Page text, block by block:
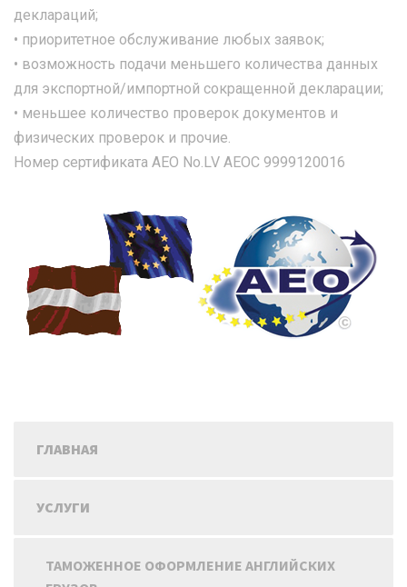
деклараций;
• приоритетное обслуживание любых заявок;
• возможность подачи меньшего количества данных
для экспортной/импортной сокращенной декларации;
• меньшее количество проверок документов и
физических проверок и прочие.
Номер сертификата AEO No.LV АЕOС 9999120016
ГЛАВНАЯ
УСЛУГИ
ТАМОЖЕННОЕ ОФОРМЛЕНИЕ АНГЛИЙСКИХ